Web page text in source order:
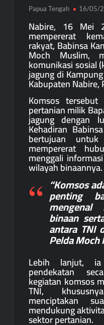
Papua Tengah 16/05/
Nabire, 16 Mei
mempererat
rakyat, Babinsa
Moch Muslim,
komunikasi sosial
jagung di
Kabupaten Nabire,
Komsos
pertanian milik
jagung dengan
Kehadiran
bertujuan
mempererat
menggali
wilayah binaannya.
“Komsos
penting
binaan
antara TNI
Pelda
Lebih lanjut, ia
pendekatan
kegiatan komsos
TNI,
menciptakan
mendukung
sektor pertanian.